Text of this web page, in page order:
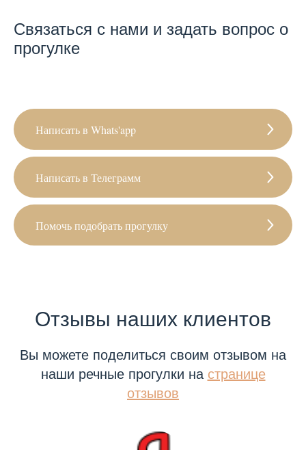
Связаться с нами и задать вопрос о
прогулке
Написать в Whats'app
Написать в Телеграмм
Помочь подобрать прогулку
Отзывы наших клиентов
Вы можете поделиться своим отзывом на
наши речные прогулки на странице
отзывов